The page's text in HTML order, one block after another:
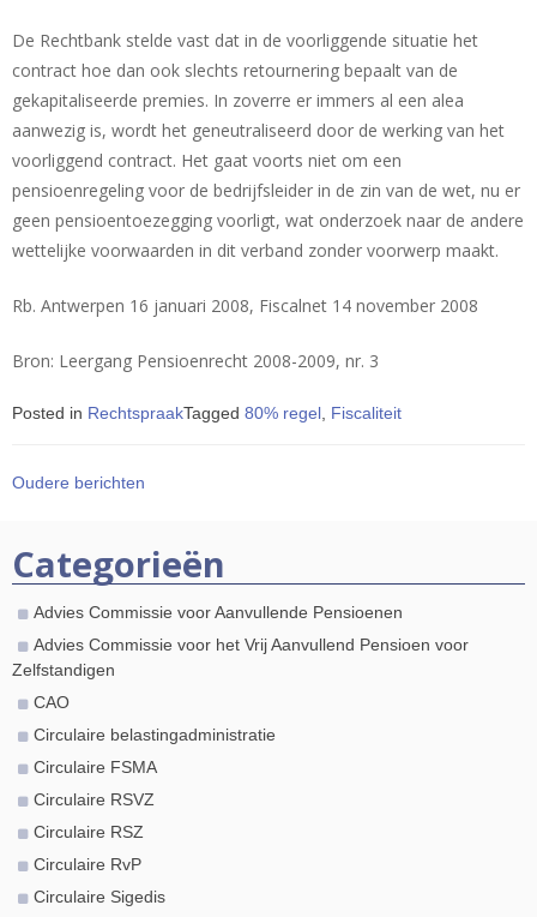
De Rechtbank stelde vast dat in de voorliggende situatie het
contract hoe dan ook slechts retournering bepaalt van de
gekapitaliseerde premies. In zoverre er immers al een alea
aanwezig is, wordt het geneutraliseerd door de werking van het
voorliggend contract. Het gaat voorts niet om een
pensioenregeling voor de bedrijfsleider in de zin van de wet, nu er
geen pensioentoezegging voorligt, wat onderzoek naar de andere
wettelijke voorwaarden in dit verband zonder voorwerp maakt.
Rb. Antwerpen 16 januari 2008, Fiscalnet 14 november 2008
Bron: Leergang Pensioenrecht 2008-2009, nr. 3
Posted in RechtspraakTagged 80% regel Fiscaliteit
Berichten
Oudere berichten
Categorieën
Advies Commissie voor Aanvullende Pensioenen
Advies Commissie voor het Vrij Aanvullend Pensioen voor
Zelfstandigen
CAO
Circulaire belastingadministratie
Circulaire FSMA
Circulaire RSVZ
Circulaire RSZ
Circulaire RvP
Circulaire Sigedis